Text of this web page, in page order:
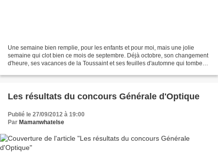
Une semaine bien remplie, pour les enfants et pour moi, mais une jolie
semaine qui clot bien ce mois de septembre. Déjà octobre, son changement
d'heure, ses vacances de la Toussaint et ses feuilles d'automne qui tombent :
Les résultats du concours Générale d'Optique
Publié le 27/09/2012 à 19:00
Par Mamanwhatelse